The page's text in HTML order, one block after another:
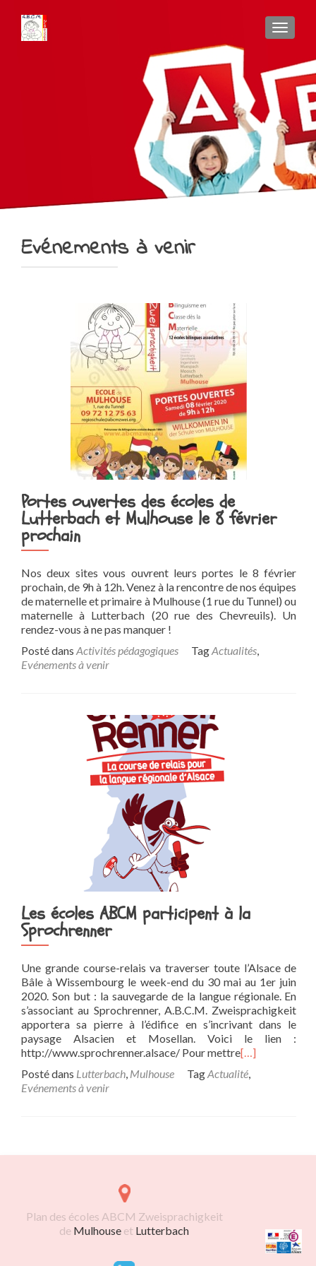
Evénements à venir
Portes ouvertes des écoles de
Lutterbach et Mulhouse le 8 février
prochain
Nos deux sites vous ouvrent leurs portes le 8 février
prochain, de 9h à 12h. Venez à la rencontre de nos équipes
de maternelle et primaire à Mulhouse (1 rue du Tunnel) ou
maternelle à Lutterbach (20 rue des Chevreuils). Un
rendez-vous à ne pas manquer !
Posté dans Activités pédagogiques TagActualités,
Evénements à venir
Les écoles ABCM participent à la
Sprochrenner
Une grande course-relais va traverser toute l’Alsace de
Bâle à Wissembourg le week-end du 30 mai au 1er juin
2020. Son but : la sauvegarde de la langue régionale. En
s’associant au Sprochrenner, A.B.C.M. Zweisprachigkeit
apportera sa pierre à l’édifice en s’incrivant dans le
paysage Alsacien et Mosellan. Voici le lien :
http://www.sprochrenner.alsace/ Pour mettre[…]
Posté dans Lutterbach, Mulhouse TagActualité,
Evénements à venir
Posts navigation
Plan des écoles ABCM Zweisprachigkeit
de Mulhouse et Lutterbach